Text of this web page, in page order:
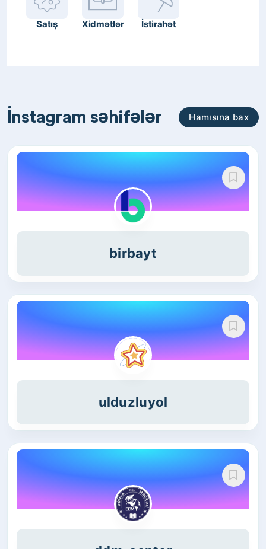
Satış Xidmətlər İstirahət
İnstagram səhifələr Hamısına bax
birbayt
ulduzluyol